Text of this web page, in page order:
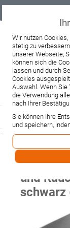
Beratung & Verkauf
+49 37467 66944
Montag - Freitag:
10:00 - 12:00 Uhr
13:00 - 16:00 Uhr
Samstag:
9:00 - 12:00 Uhr
Lieferzeitanfrage
und
schwarz
Wir nutzen
stetig zu
unserer Webseite,
können sich die
lassen und durch
Cookies
Auswahl. Wenn Sie
die Verwendung
nach Ihrer
Sie können Ihre
und speichern,